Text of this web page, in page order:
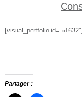
[visual_portfolio id= »1632″]
Partager :